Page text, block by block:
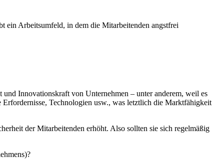
ein Arbeitsumfeld, in dem die Mitarbeitenden angstfrei
Innovationskraft von Unternehmen – unter anderem, weil es
Technologien usw., was letztlich die Marktfähigkeit
der Mitarbeitenden erhöht. Also sollten sie sich regelmäßig